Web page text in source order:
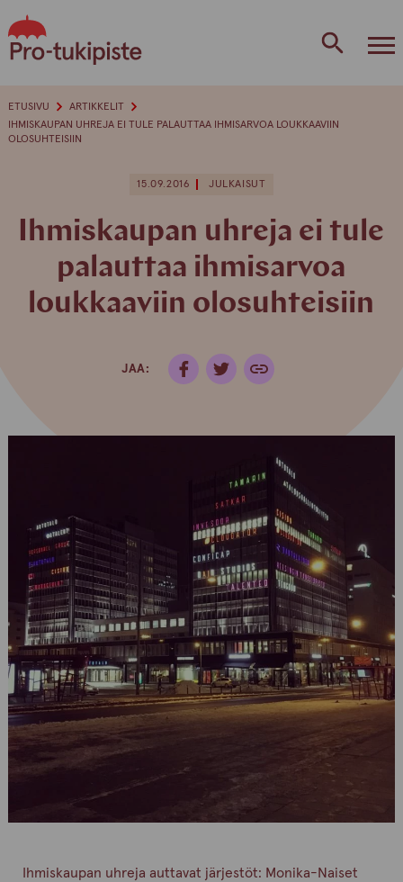
to
content
ETUSIVU
ARTIKKELIT
IHMISKAUPAN UHREJA EI TULE PALAUTTAA IHMISARVOA LOUKKAAVIIN
OLOSUHTEISIIN
15.09.2016 JULKAISUT
Ihmiskaupan uhreja ei tule
palauttaa ihmisarvoa
loukkaaviin olosuhteisiin
JAA:
Ihmiskaupan uhreja auttavat järjestöt: Monika-Naiset